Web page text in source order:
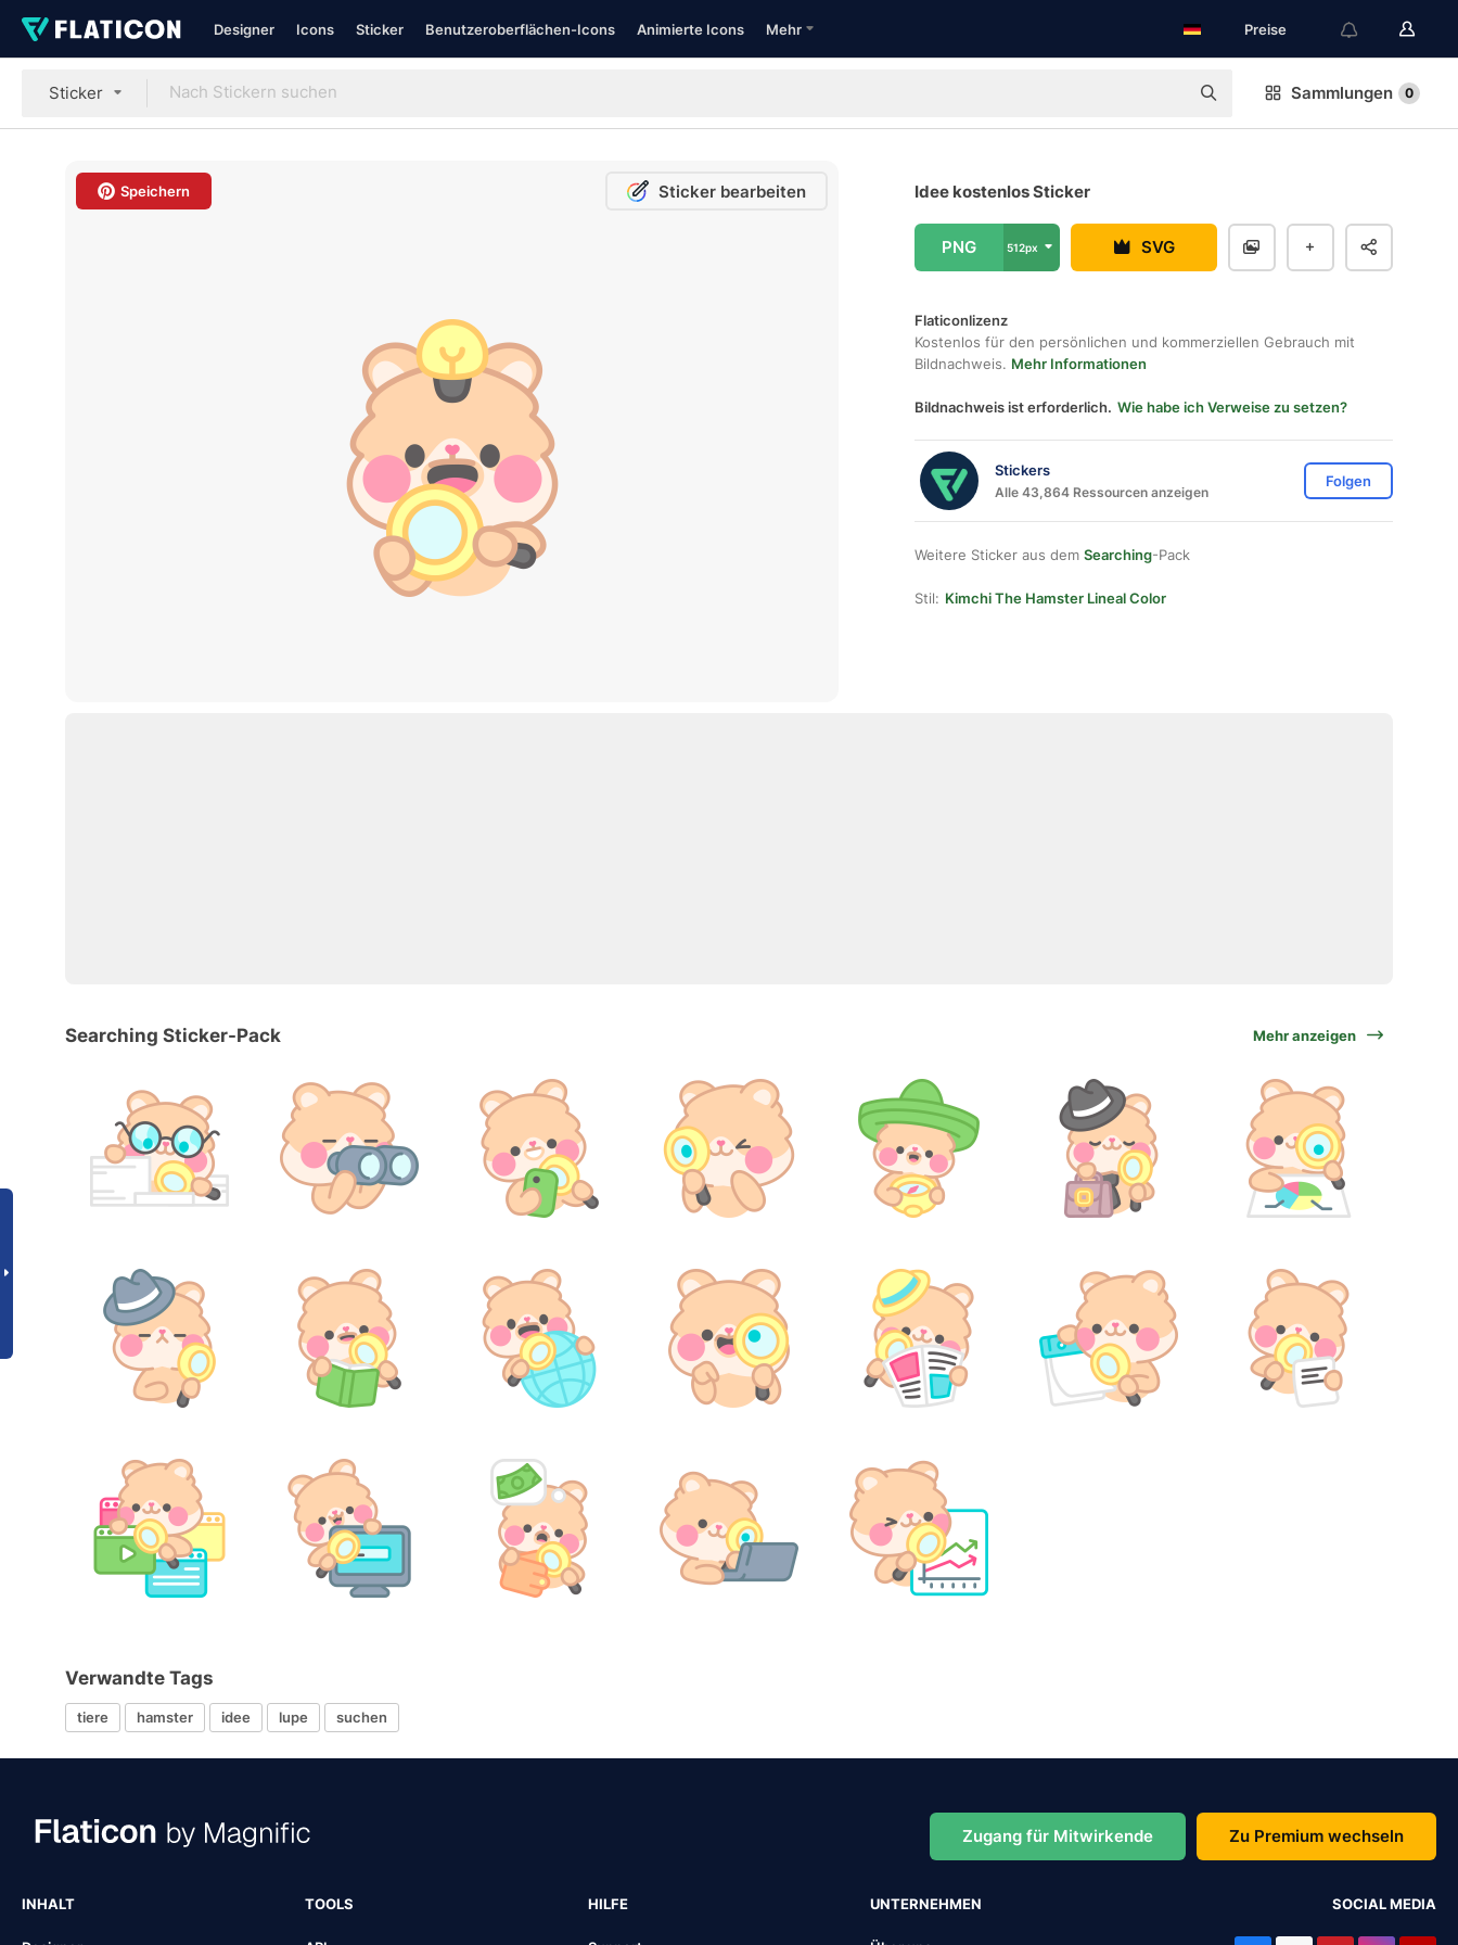
Designer Icons Sticker Benutzeroberflächen-Icons Animierte Icons Mehr Preise
Sticker Sammlungen 0
Speichern Sticker bearbeiten Idee kostenlos Sticker
PNG 512px SVG
Flaticonlizenz
Kostenlos für den persönlichen und kommerziellen Gebrauch mit
Bildnachweis. Mehr Informationen
Bildnachweis ist erforderlich. Wie habe ich Verweise zu setzen?
Stickers
Alle 43,864 Ressourcen anzeigen
Folgen
Weitere Sticker aus dem Searching-Pack
Stil: Kimchi The Hamster Lineal Color
Searching Sticker-Pack Mehr anzeigen
Verwandte Tags
tiere hamster idee lupe suchen
Zugang für Mitwirkende Zu Premium wechseln
INHALT TOOLS HILFE UNTERNEHMEN SOCIAL MEDIA